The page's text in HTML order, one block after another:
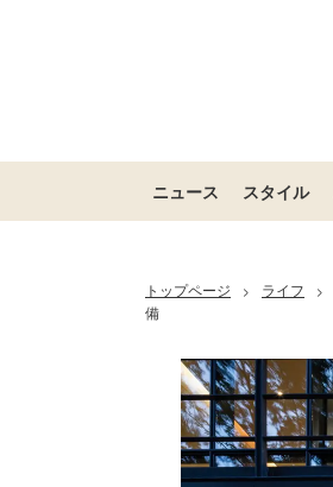
ニュース スタイル
トップページ > ライフ >
備